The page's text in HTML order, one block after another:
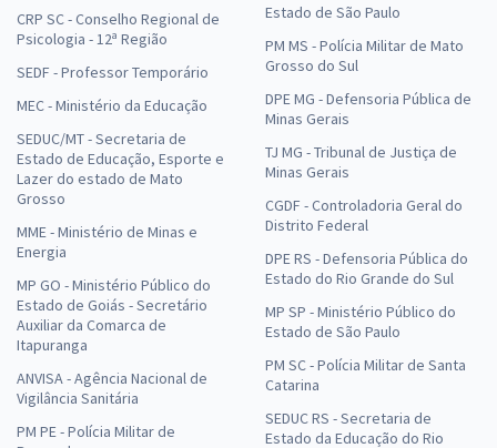
CRP SC - Conselho Regional de
Psicologia - 12ª Região
SEDF - Professor Temporário
MEC - Ministério da Educação
SEDUC/MT - Secretaria de
Estado de Educação, Esporte e
Lazer do estado de Mato
Grosso
MME - Ministério de Minas e
Energia
MP GO - Ministério Público do
Estado de Goiás - Secretário
Auxiliar da Comarca de
Itapuranga
ANVISA - Agência Nacional de
Vigilância Sanitária
PM PE - Polícia Militar de
Estado de São Paulo
PM MS - Polícia Militar de Mato
Grosso do Sul
DPE MG - Defensoria Pública de
Minas Gerais
TJ MG - Tribunal de Justiça de
Minas Gerais
CGDF - Controladoria Geral do
Distrito Federal
DPE RS - Defensoria Pública do
Estado do Rio Grande do Sul
MP SP - Ministério Público do
Estado de São Paulo
PM SC - Polícia Militar de Santa
Catarina
SEDUC RS - Secretaria de
Estado da Educação do Rio